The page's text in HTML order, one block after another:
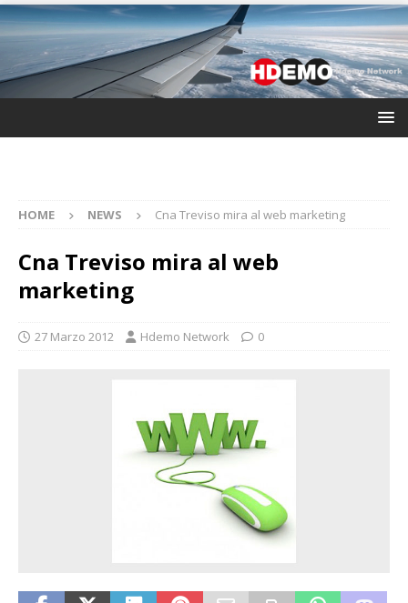
HOME NEWS Cna Treviso mira al web marketing
Cna Treviso mira al web
marketing
27 Marzo 2012 Hdemo Network 0